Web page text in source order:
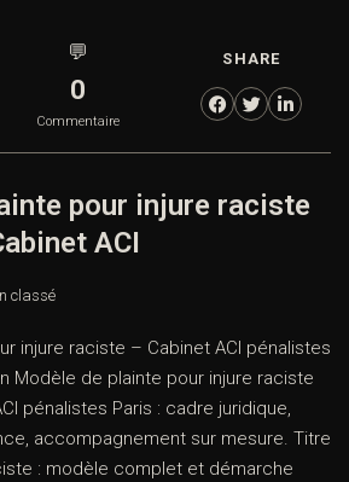
💬
0
Commentaire
SHARE
pour injure raciste
ACI
classé
injure raciste – Cabinet ACI pénalistes
Modèle de plainte pour injure raciste
pénalistes Paris : cadre juridique,
accompagnement sur mesure. Titre
: modèle complet et démarche